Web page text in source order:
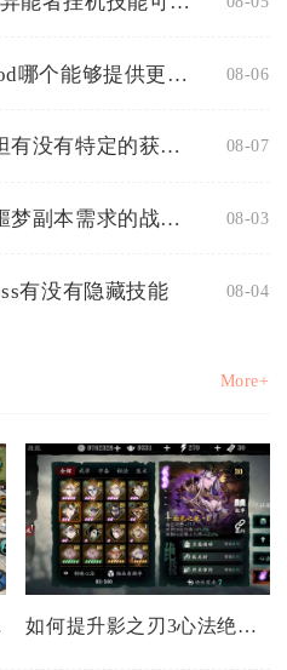
侠客风云传mod哪个能够提供更多的冒险 08-06
二战风云2重坦有没有特定的获得方式 08-07
少年三国志2噩梦副本需求的战力是多少 08-03
有没有隐藏技能 08-04
More+
里 如何提升影之刃3心法绝技等级